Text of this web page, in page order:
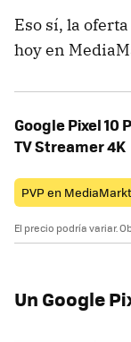
Eso sí, la
hoy en
Google Pixel 10
TV Streamer 4K
PVP en
El precio podría variar.
Un Google